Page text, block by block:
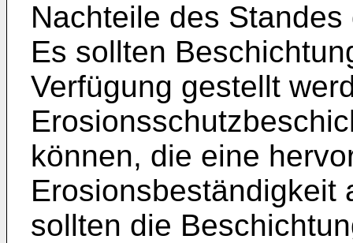
Nachteile des
Es sollten
Verfügung gestellt
können, die eine
Erosionsbeständigkeit
sollten die